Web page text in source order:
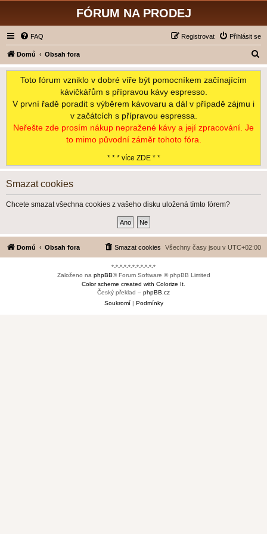
FÓRUM NA PRODEJ
FAQ Přihlásit se
Registrovat
Domů Obsah fora
l
Toto fórum vzniklo v dobré víře být pomocníkem začínajícím
kávičkářům s přípravou kávy espresso.
V první řadě poradit s výběrem kávovaru a dál v případě zájmu i
v začátcích s přípravou espressa.
Neřešte zde prosím nákup nepražené kávy a její zpracování. Je
to mimo původní záměr tohoto fóra.
* * * více ZDE * *
Smazat cookies
Chcete smazat všechna cookies z vašeho disku uložená tímto fórem?
Domů Obsah fora Všechny časy jsou v UTC+02:00
Smazat cookies
*-*-*-*-*-*-*-*-*-*-*
Založeno na phpBB® Forum Software © phpBB Limited
Color scheme created with Colorize It
Český překlad – phpBB.cz
Soukromí| Podmínky